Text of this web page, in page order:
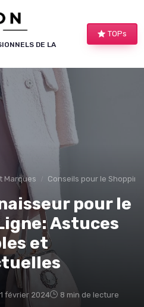
DE LA
TOPs
Marques Conseils pour le
pour le
Astuces
et
février 2024 8 min de lecture